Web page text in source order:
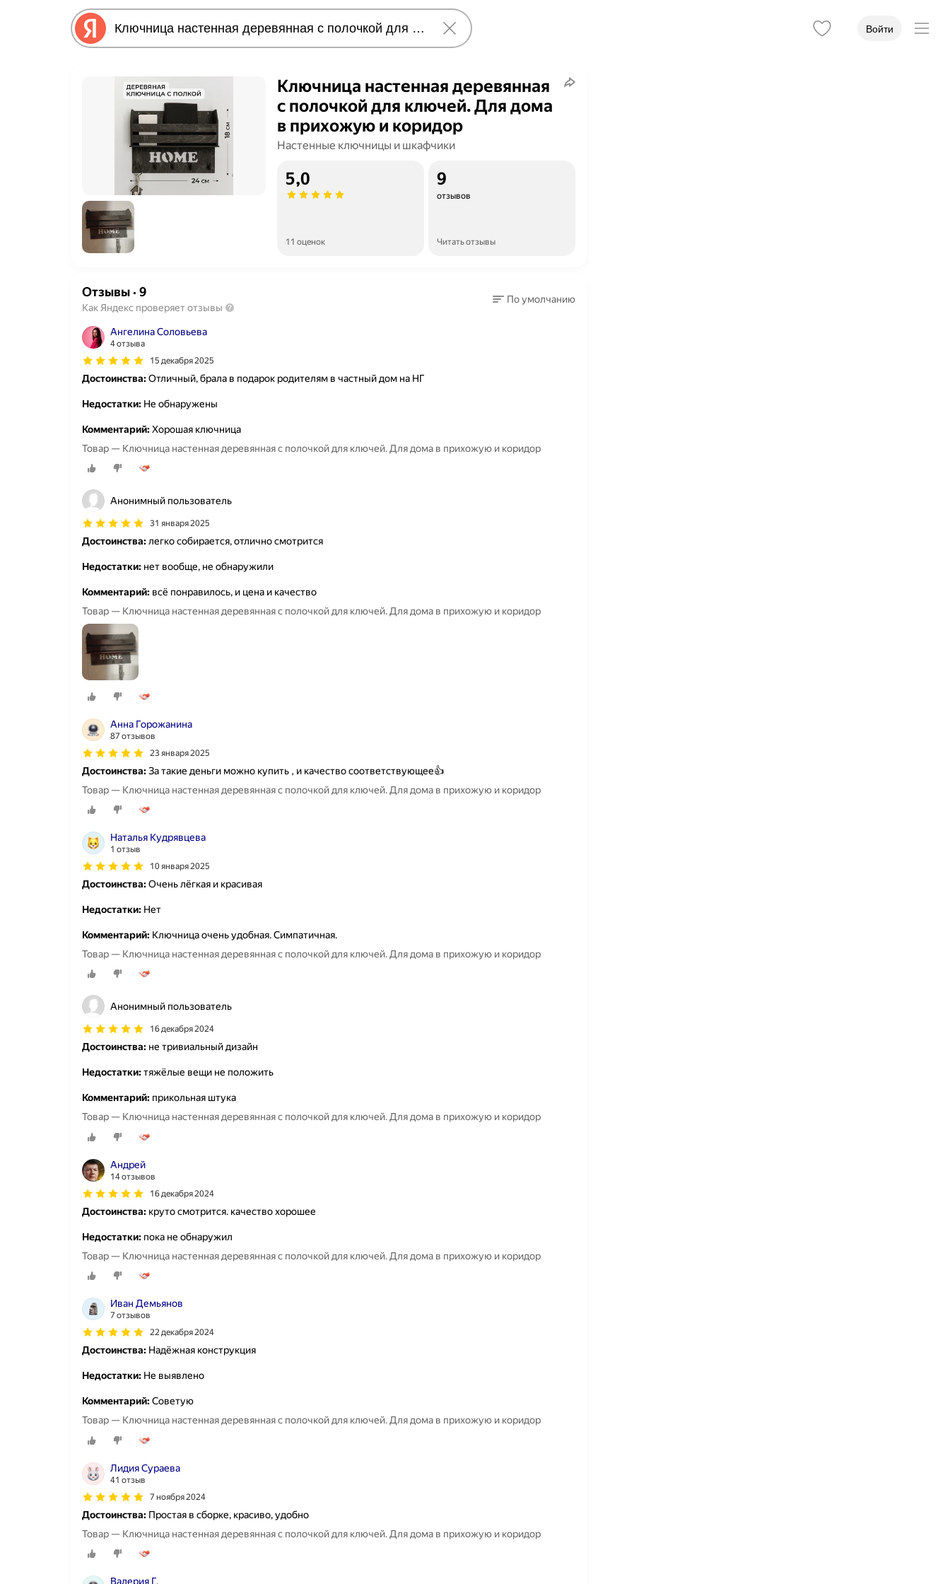
Войти
Ключница настенная деревянная
с полочкой для ключей. Для дома
в прихожую и коридор
Настенные ключницы и шкафчики
5,0
11 оценок
9
отзывов
Читать отзывы
Отзывы· 9
Как Яндекс проверяет отзывы
По умолчанию
Ангелина Соловьева
4 отзыва
15 декабря 2025
Достоинства:Отличный, брала в подарок родителям в частный дом на НГ
Недостатки: Не обнаружены
Комментарий:Хорошая ключница
Товар — Ключница настенная деревянная с полочкой для ключей. Для дома в прихожую и коридор
Анонимный пользователь
31 января 2025
Достоинства:легко собирается, отлично смотрится
Недостатки: нет вообще, не обнаружили
Комментарий: всё понравилось, и цена и качество
Товар — Ключница настенная деревянная с полочкой для ключей. Для дома в прихожую и коридор
Анна Горожанина
87 отзывов
23 января 2025
Достоинства:За такие деньги можно купить , и качество соответствующее👍
Товар — Ключница настенная деревянная с полочкой для ключей. Для дома в прихожую и коридор
Наталья Кудрявцева
1 отзыв
10 января 2025
Достоинства:Очень лёгкая и красивая
Недостатки: Нет
Комментарий: Ключница очень удобная. Симпатичная.
Товар — Ключница настенная деревянная с полочкой для ключей. Для дома в прихожую и коридор
Анонимный пользователь
16 декабря 2024
Достоинства: не тривиальный дизайн
Недостатки:тяжёлые вещи не положить
Комментарий: прикольная штука
Товар — Ключница настенная деревянная с полочкой для ключей. Для дома в прихожую и коридор
Андрей
14 отзывов
16 декабря 2024
Достоинства: круто смотрится. качество хорошее
Недостатки: пока не обнаружил
Товар — Ключница настенная деревянная с полочкой для ключей. Для дома в прихожую и коридор
Иван Демьянов
7 отзывов
22 декабря 2024
Достоинства: Надёжная конструкция
Недостатки: Не выявлено
Комментарий:Советую
Товар — Ключница настенная деревянная с полочкой для ключей. Для дома в прихожую и коридор
Лидия Сураева
41 отзыв
7 ноября 2024
Достоинства: Простая в сборке, красиво, удобно
Товар — Ключница настенная деревянная с полочкой для ключей. Для дома в прихожую и коридор
Валерия Г.